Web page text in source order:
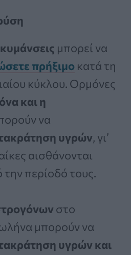
μπορεί να
πρήξιμο κατά τη
κύκλου. Ορμόνες
και η
να
υγρών, γι’
αισθάνονται
περίοδό τους.
στο
μπορούν να
υγρών και